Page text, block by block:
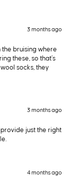
3 months ago
the bruising where
these, so that’s
socks, they
3 months ago
just the right
4 months ago